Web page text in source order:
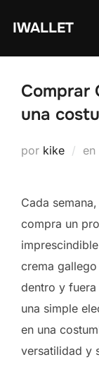
IWALLET
Comprar
una
por kike en
Cada
compra un
crema
dentro y
una simple
en una
versatilidad y